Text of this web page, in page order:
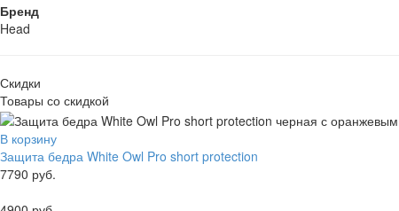
Бренд
Head
Скидки
Товары со скидкой
В корзину
Защита бедра White Owl Pro short protection
7790 руб.